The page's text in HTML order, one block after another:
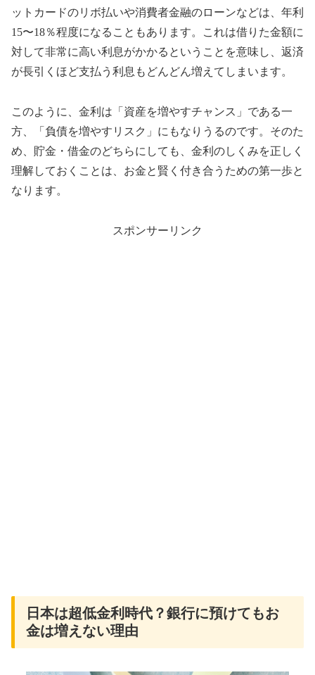
ットカードのリボ払いや消費者金融のローンなどは、年利
15〜18％程度になることもあります。これは借りた金額に
対して非常に高い利息がかかるということを意味し、返済
が長引くほど支払う利息もどんどん増えてしまいます。
このように、金利は「資産を増やすチャンス」である一
方、「負債を増やすリスク」にもなりうるのです。そのた
め、貯金・借金のどちらにしても、金利のしくみを正しく
理解しておくことは、お金と賢く付き合うための第一歩と
なります。
スポンサーリンク
日本は超低金利時代？銀行に預けてもお
金は増えない理由